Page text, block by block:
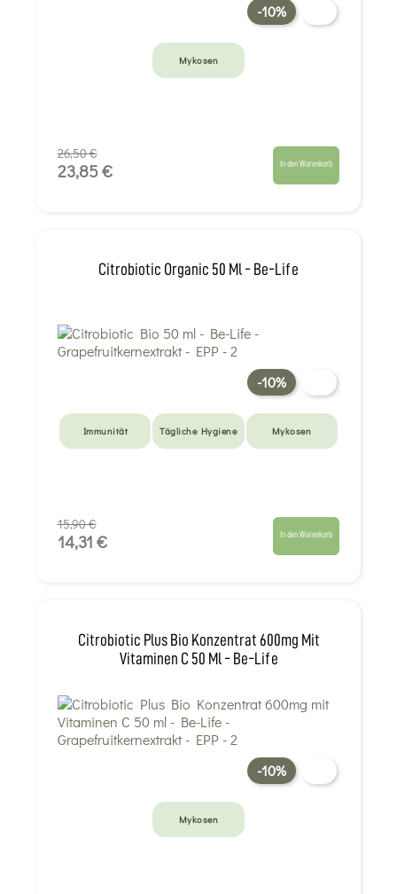
-10%
Mykosen
26,50 €
23,85 € In den Warenkorb
Citrobiotic Organic 50 Ml - Be-Life
-10%
Immunität Tägliche Hygiene Mykosen
15,90 €
14,31 € In den Warenkorb
Citrobiotic Plus Bio Konzentrat 600mg Mit
Vitaminen C 50 Ml - Be-Life
-10%
Mykosen